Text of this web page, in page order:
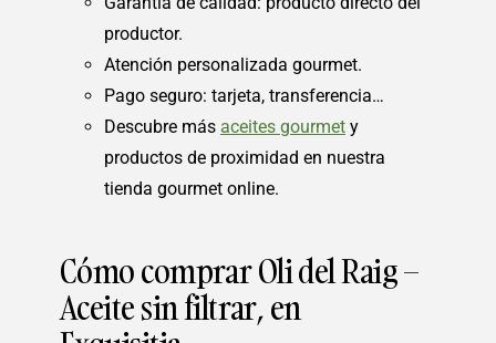
productor.
Atención personalizada gourmet.
Pago seguro: tarjeta, transferencia…
Descubre más aceites gourmet y
productos de proximidad en nuestra
tienda gourmet online.
Cómo comprar Oli del Raig –
Aceite sin filtrar, en